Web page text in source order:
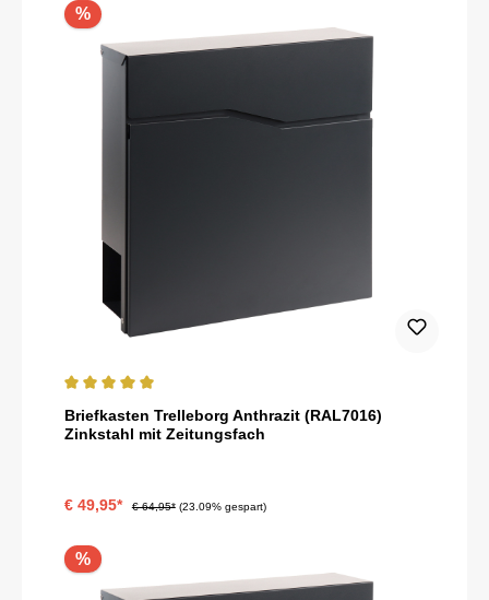
%
Durchschnittliche Bewertung von 5 von 5 Sternen
Briefkasten Trelleborg Anthrazit (RAL7016)
Zinkstahl mit Zeitungsfach
€ 49,95* € 64,95* (23.09% gespart)
%